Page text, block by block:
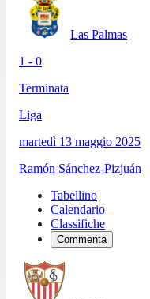
Las Palmas
1 - 0
Terminata
Liga
martedì 13 maggio 2025
Ramón Sánchez-Pizjuán
Tabellino
Calendario
Classifiche
Commenta